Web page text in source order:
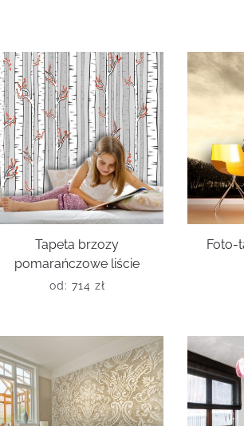
Tapeta brzozy
pomarańczowe liście
od: 714 zł
Foto-